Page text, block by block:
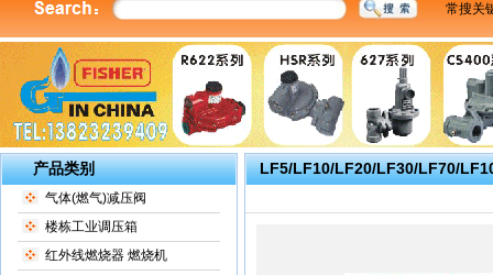
常搜关
燃气调
减压阀
|
定位器 |
产品类别
气体(燃气)减压阀
楼栋工业调压箱
红外线燃烧器 燃烧机
LF5/LF10/LF20/LF30/LF70/